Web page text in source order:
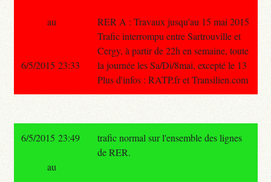
RER A : Travaux jusqu'au 15 mai 2015
Trafic interrompu entre Sartrouville et
Cergy, à partir de 22h en semaine, toute
la journée les Sa/Di/8mai, excepté le 13
Plus d'infos : RATP.fr et Transilien.com
au
6/5/2015 23:33
6/5/2015 23:49
trafic normal sur l'ensemble des lignes
de RER.
au